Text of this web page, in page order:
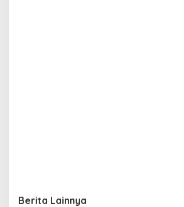
Berita Lainnya